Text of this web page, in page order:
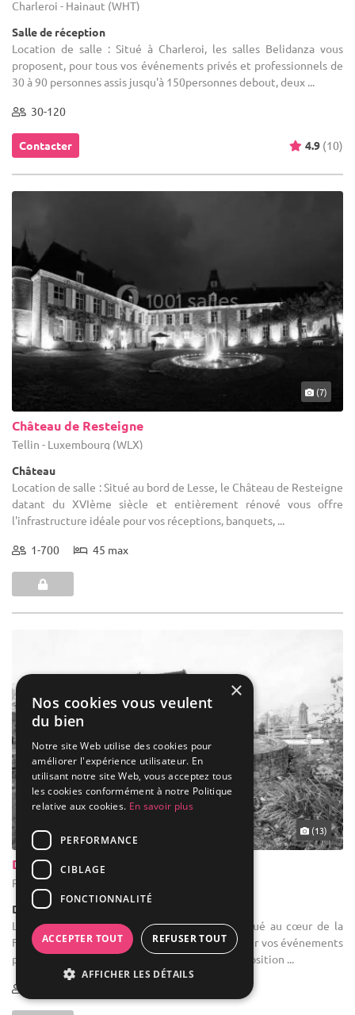
Charleroi - Hainaut (WHT)
Salle de réception
Location de salle : Situé à Charleroi, les salles Belidanza vous
proposent, pour tous vos événements privés et professionnels de
30 à 90 personnes assis jusqu'à 150personnes debout, deux ...
30-120
Contacter 4.9 (10)
(7)
Château de Resteigne
Tellin - Luxembourg (WLX)
Château
Location de salle : Situé au bord de Lesse, le Château de Resteigne
datant du XVIème siècle et entièrement rénové vous offre
l'infrastructure idéale pour vos réceptions, banquets, ...
1-700 45 max
(13)
Domaine de Lomme
Rochefort - Province de Namur (WNA)
Demeure de caractère / Domaine
Location de salle : Le Domaine de Lomme, situé au cœur de la
Famenne Belge, est l'endroit idéal pour organiser vos événements
privés. Notre équipe spécialisée est à votre disposition ...
×
Nos cookies vous veulent
du bien
Notre site Web utilise des cookies pour
améliorer l'expérience utilisateur. En
utilisant notre site Web, vous acceptez tous
les cookies conformément à notre Politique
relative aux cookies. En savoir plus
PERFORMANCE
CIBLAGE
FONCTIONNALITÉ
ACCEPTER TOUT REFUSER TOUT
AFFICHER LES DÉTAILS